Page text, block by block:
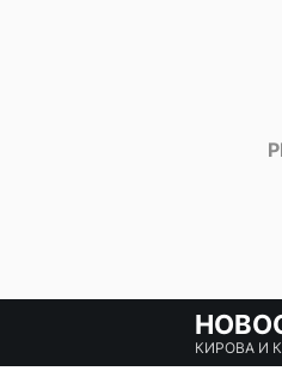
КИРОВА И